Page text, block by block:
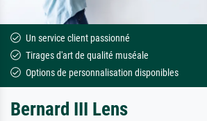
Un service client passionné
Tirages d'art de qualité muséale
Options de personnalisation disponibles
Bernard III Lens